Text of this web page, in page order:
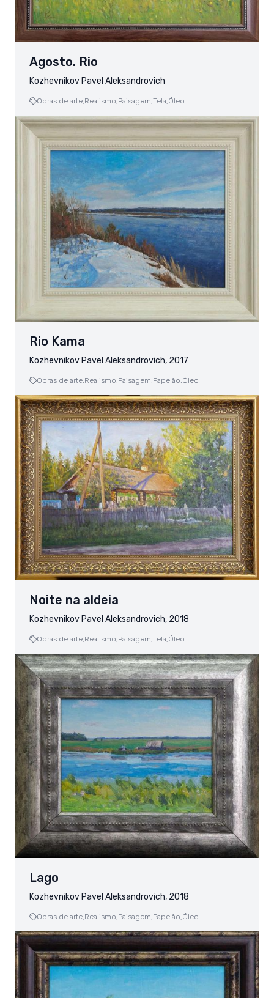
Agosto. Rio
Kozhevnikov Pavel Aleksandrovich
Obras de arte, Realismo, Paisagem, Tela, Óleo
Rio Kama
Kozhevnikov Pavel Aleksandrovich, 2017
Obras de arte,Realismo,Paisagem,Papelão,Óleo
Noite na aldeia
Kozhevnikov Pavel Aleksandrovich, 2018
Obras de arte,Realismo,Paisagem,Tela,Óleo
Lago
Kozhevnikov Pavel Aleksandrovich, 2018
Obras de arte,Realismo,Paisagem,Papelão,Óleo